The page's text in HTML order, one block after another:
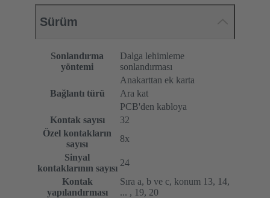
Sürüm
Sonlandırma
yöntemi
Dalga lehimleme
sonlandırması
Bağlantı türü
Anakarttan ek karta
Ara kat
PCB'den kabloya
Kontak sayısı
32
Özel kontakların
sayısı
8x
Sinyal
kontaklarının sayısı
24
Kontak
yapılandırması
Sıra a, b ve c, konum 13, 14,
... , 19, 20